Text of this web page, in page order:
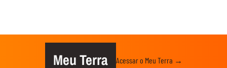
Meu Terra Acessar o Meu Terra →